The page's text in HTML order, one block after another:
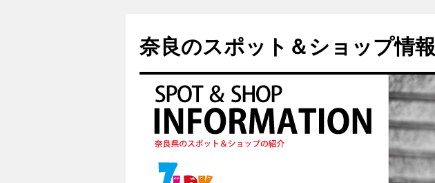
奈良のスポット＆ショップ情報